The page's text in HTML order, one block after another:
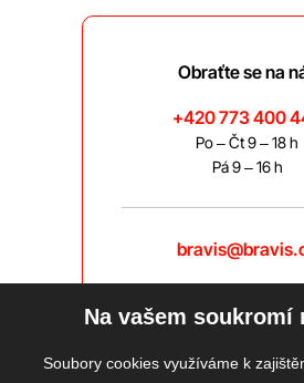
Obraťte se na
+420 773 400
Po – Čt 9 – 18 h
Pá 9 – 16 h
Na vašem soukromí
Soubory cookies využíváme k